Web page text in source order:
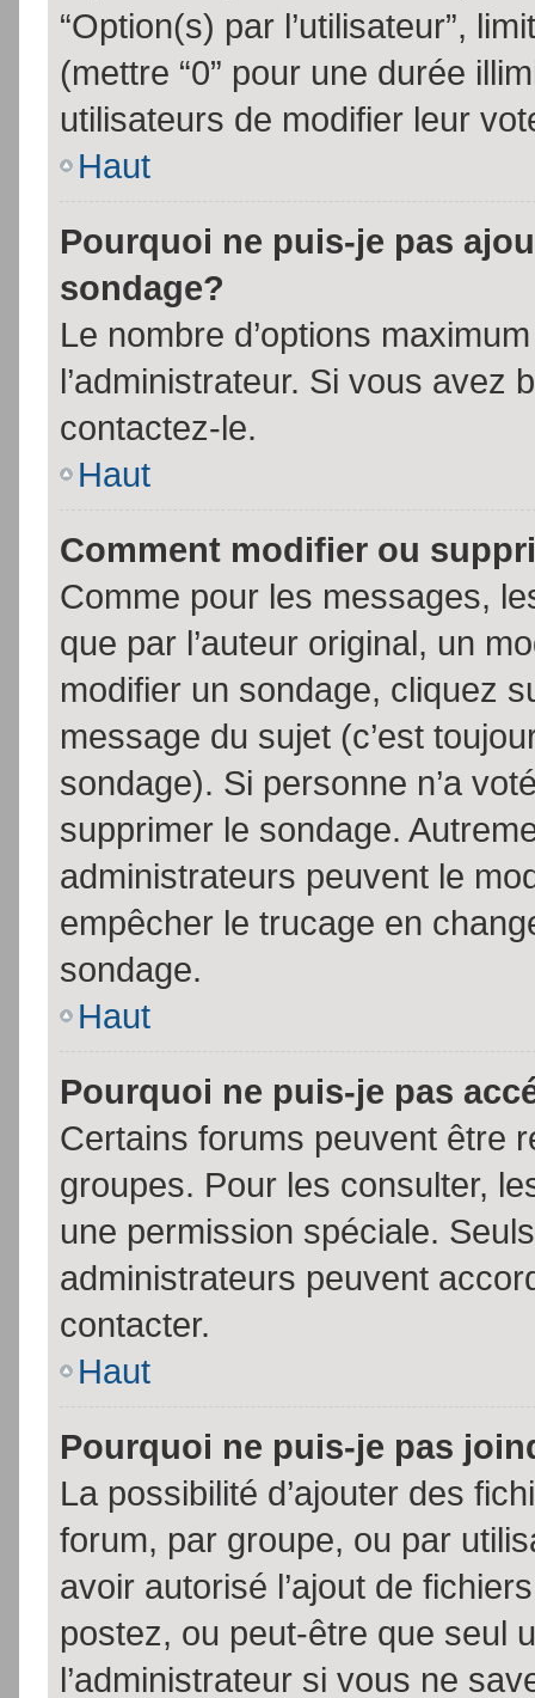
“Option(s) par l’utilisateur”,
(mettre “0” pour une durée
utilisateurs de modifier leur
Haut
Pourquoi ne puis-je pas
sondage?
Le nombre d’options
l’administrateur. Si vous avez
contactez-le.
Haut
Comment modifier ou
Comme pour les messages,
que par l’auteur original, un
modifier un sondage, cliquez
message du sujet (c’est
sondage). Si personne n’a
supprimer le sondage.
administrateurs peuvent le
empêcher le trucage en
sondage.
Haut
Pourquoi ne puis-je pas
Certains forums peuvent être
groupes. Pour les consulter,
une permission spéciale.
administrateurs peuvent
contacter.
Haut
Pourquoi ne puis-je pas
La possibilité d’ajouter des
forum, par groupe, ou par
avoir autorisé l’ajout de
postez, ou peut-être que seul
l’administrateur si vous ne